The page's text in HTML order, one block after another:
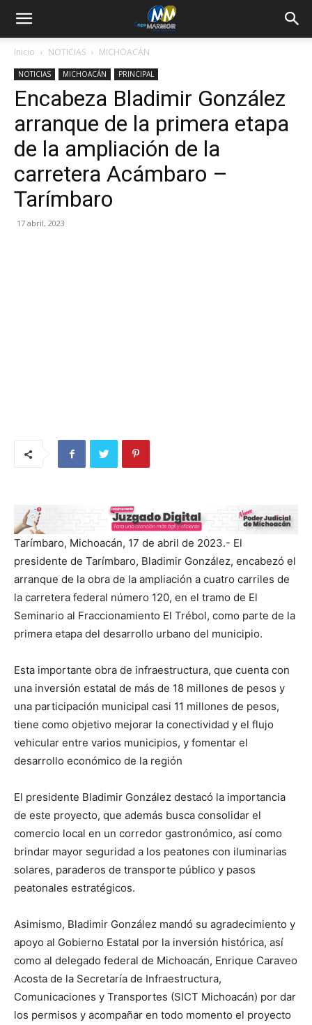
Inicio NOTICIAS MICHOACÁN
NOTICIAS MICHOACÁN PRINCIPAL
Encabeza Bladimir González
arranque de la primera etapa
de la ampliación de la
carretera Acámbaro –
Tarímbaro
17 abril, 2023
Tarímbaro, Michoacán, 17 de abril de 2023.- El
presidente de Tarímbaro, Bladimir González, encabezó el
arranque de la obra de la ampliación a cuatro carriles de
la carretera federal número 120, en el tramo de El
Seminario al Fraccionamiento El Trébol, como parte de la
primera etapa del desarrollo urbano del municipio.
Esta importante obra de infraestructura, que cuenta con
una inversión estatal de más de 18 millones de pesos y
una participación municipal casi 11 millones de pesos,
tiene como objetivo mejorar la conectividad y el flujo
vehicular entre varios municipios, y fomentar el
desarrollo económico de la región
El presidente Bladimir González destacó la importancia
de este proyecto, que además busca consolidar el
comercio local en un corredor gastronómico, así como
brindar mayor seguridad a los peatones con iluminarias
solares, paraderos de transporte público y pasos
peatonales estratégicos.
Asimismo, Bladimir González mandó su agradecimiento y
apoyo al Gobierno Estatal por la inversión histórica, así
como al delegado federal de Michoacán, Enrique Caraveo
Acosta de la Secretaría de Infraestructura,
Comunicaciones y Transportes (SICT Michoacán) por dar
los permisos y acompañar en todo momento el proyecto